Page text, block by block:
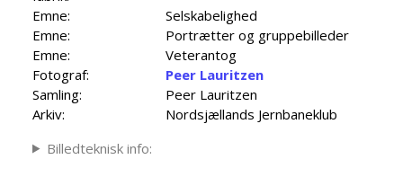
Emne:
Selskabelighed
Emne:
Portrætter og gruppebilleder
Emne:
Veterantog
Fotograf:
Peer Lauritzen
Samling:
Peer Lauritzen
Arkiv:
Nordsjællands Jernbaneklub
Billedteknisk info: